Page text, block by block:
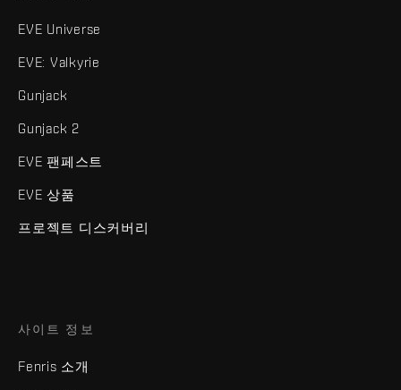
EVE Universe
EVE: Valkyrie
Gunjack
Gunjack 2
EVE 팬페스트
EVE 상품
프로젝트 디스커버리
사이트 정보
Fenris 소개